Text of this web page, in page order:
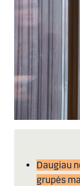
Daugiau
grupės